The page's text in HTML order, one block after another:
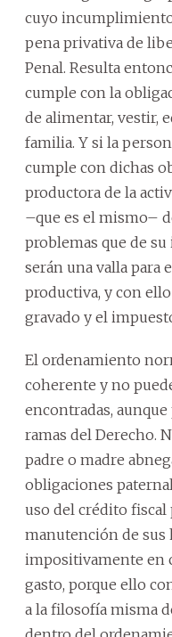
cuyo
pena privativa de
Penal. Resulta
cumple con la
de alimentar, vestir,
familia. Y si la
cumple con dichas
productora de la
–que es el mismo–
problemas que de
serán una valla para
productiva, y con
gravado y el
El ordenamiento
coherente y no
encontradas,
ramas del Derecho.
padre o madre
obligaciones
uso del crédito
manutención de
impositivamente en
gasto, porque ello
a la filosofía misma